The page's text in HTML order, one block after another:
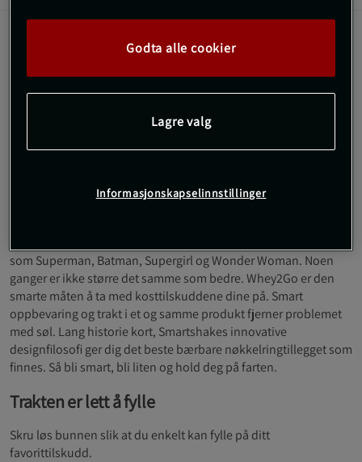
DC Comics - Smartshake Whey2Go Funnel.
Bærbar og hengende oppbevaring til dine
kosttilskudd. Nå med motiv på dine
Bærbar oppbevaring til dine kosttilskudd
2-veis åpning slik at du kan bruke den til både
som Superman, Batman, Supergirl og Wonder Woman. Noen
ganger er ikke større det samme som bedre. Whey2Go er den
smarte måten å ta med kosttilskuddene dine på. Smart
oppbevaring og trakt i et og samme produkt fjerner problemet
med søl. Lang historie kort, Smartshakes innovative
designfilosofi ger dig det beste bærbare nøkkelringtillegget som
finnes. Så bli smart, bli liten og hold deg på farten.
Trakten er lett å fylle
Skru løs bunnen slik at du enkelt kan fylle på ditt
favorittilskudd.
Godta alle cookier
Lagre valg
Informasjonskapselinnstillinger